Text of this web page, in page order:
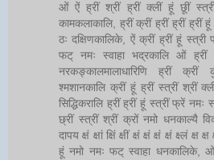
ओं ऐं ह्रीं श्रीं ह्रीं क्लीं हूं छूीं
कामकलाकालि, ह्रीं क्रीं ह्रीं ह्रीं ह्रीं
ठः दक्षिणकालिके, ऐं क्रीं ह्रीं हूं
फट् नमः स्वाहा भद्रकालि ओं ह्रीं
नरकङ्कालमालाधारिणि ह्रीं
श्मशानकालि क्रीं हूं ह्रीं स्त्रीं श्रीं
सिद्धिकरालि ह्रीं ह्रीं हूं स्त्रीं फ्रें
छ्रीं स्त्रीं श्रीं क्रों नमो धनकाल्यै
दापय क्षं क्षां क्षिं क्षीं क्षं क्षं क्षं क्षं क्ष्लं क्ष
हूं नमो नमः फट् स्वाहा धनकालिके, ओं